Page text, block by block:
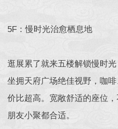
5F：慢时光治愈栖息地
逛展累了就来五楼解锁慢时光
坐拥天府广场绝佳视野，咖
价比超高。宽敞舒适的座位
朋友小聚都合适。